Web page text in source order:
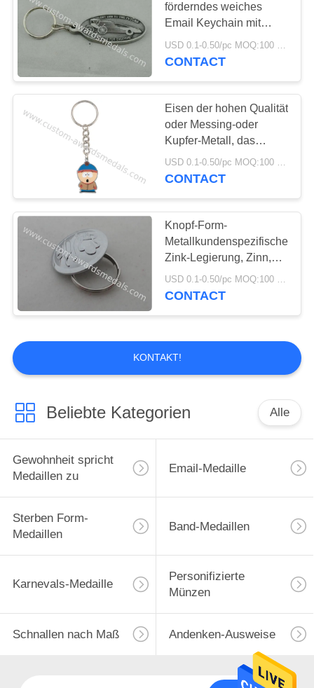
förderndes weiches
Email Keychain mit
kundenspezifischem
Logo
USD 0.1-0.50/pc MOQ:100 PC pro Entwurf
CONTACT
Eisen der hohen Qualität
oder Messing-oder
Kupfer-Metall, das
förderndes Keychain mit
weichem Email stempelt
USD 0.1-0.50/pc MOQ:100 PC pro Entwurf
CONTACT
Knopf-Form-
Metallkundenspezifische
Zink-Legierung, Zinn,
Aluminiumschlüsselanhänger
mit dem Messing
USD 0.1-0.50/pc MOQ:100 PC pro Entwurf
CONTACT
KONTAKT!
Beliebte Kategorien Alle
Gewohnheit spricht
Medaillen zu
Email-Medaille
Sterben Form-
Medaillen
Band-Medaillen
Karnevals-Medaille
Personifizierte
Münzen
Schnallen nach Maß Andenken-Ausweise